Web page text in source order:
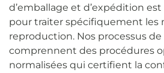
d’emballage et d’expédition
pour traiter spécifiquement les
reproduction. Nos processus
comprennent des procédures
normalisées qui certifient la